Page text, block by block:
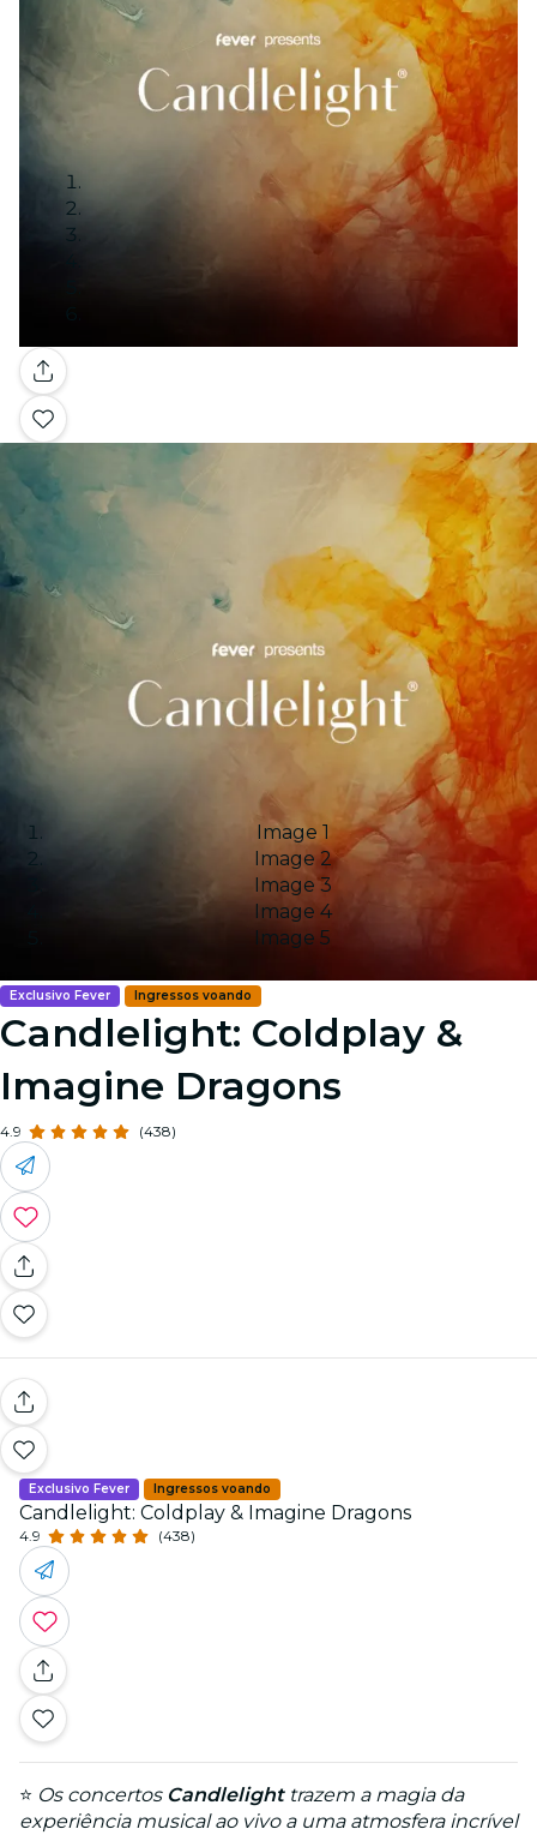
Galeria
Image 1
Image 2
Image 3
Image 4
Image 5
Exclusivo Fever Ingressos voando
Candlelight: Coldplay &
Imagine Dragons
4.9 (438)
Exclusivo Fever Ingressos voando
Candlelight: Coldplay & Imagine Dragons
4.9 (438)
⭐ Os concertos Candlelighttrazem a magia da
experiência musical ao vivo a uma atmosfera incrível